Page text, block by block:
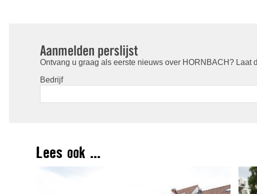
Aanmelden perslijst
Ontvang u graag als eerste nieuws over HORNBACH? Laat
Bedrijf
Lees ook ...